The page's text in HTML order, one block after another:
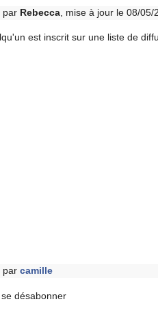
par Rebecca , mise à jour le 08/
est inscrit sur une liste de
par camille
désabonner